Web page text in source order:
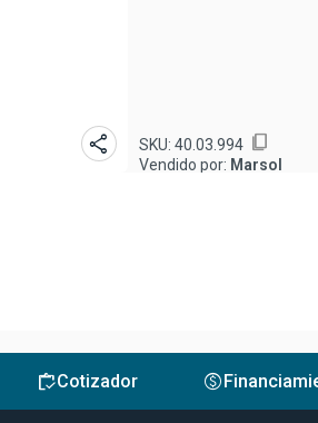
share SKU: 40.03.994 content_copy
Vendido por: Marsol
inventoryCotizador monetization_on